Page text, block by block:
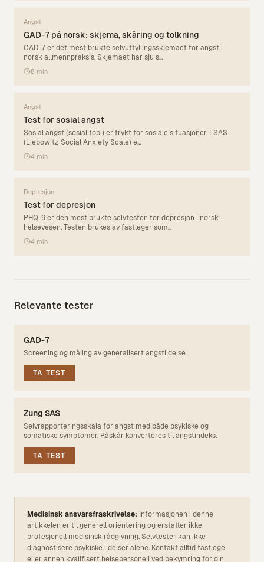
Angst
GAD-7 på norsk: skjema, skåring og tolkning
GAD-7 er det mest brukte selvutfyllingsskjemaet for angst i
norsk allmennpraksis. Skjemaet har sju s...
8 min
Angst
Test for sosial angst
Sosial angst (sosial fobi) er frykt for sosiale situasjoner. LSAS
(Liebowitz Social Anxiety Scale) e...
4 min
Depresjon
Test for depresjon
PHQ-9 er den mest brukte selvtesten for depresjon i norsk
helsevesen. Testen brukes av fastleger som...
4 min
Relevante tester
GAD-7
Screening og måling av generalisert angstlidelse
TA TEST
Zung SAS
Selvrapporteringsskala for angst med både psykiske og
somatiske symptomer. Råskår konverteres til angstindeks.
TA TEST
Medisinsk ansvarsfraskrivelse: Informasjonen i denne
artikkelen er til generell orientering og erstatter ikke
profesjonell medisinsk rådgivning. Selvtester kan ikke
diagnostisere psykiske lidelser alene. Kontakt alltid fastlege
eller annen kvalifisert helsepersonell ved bekymring for din